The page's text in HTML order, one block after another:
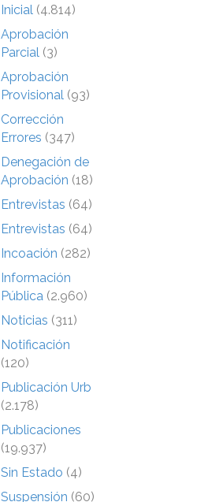
Inicial (4.814)
Aprobación
Parcial (3)
Aprobación
Provisional (93)
Corrección
Errores (347)
Denegación de
Aprobación (18)
Entrevistas (64)
Entrevistas (64)
Incoación (282)
Información
Pública (2.960)
Noticias (311)
Notificación
(120)
Publicación Urb
(2.178)
Publicaciones
(19.937)
Sin Estado (4)
Suspensión (60)